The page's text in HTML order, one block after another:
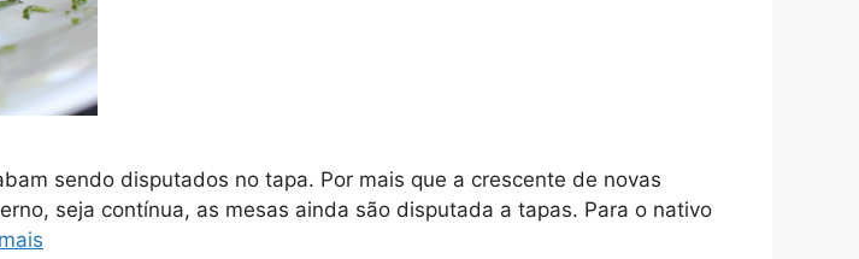
sendo disputados no tapa. Por mais que a crescente de novas
seja contínua, as mesas ainda são disputada a tapas. Para o nativo